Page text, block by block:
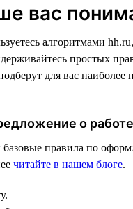
вас
алгоритмами
простых
для вас наиболее
о работе
правила по
читайте в нашем блоге.